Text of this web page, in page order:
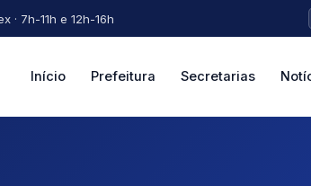
· 7h-11h e 12h-16h
Início Prefeitura Secretarias